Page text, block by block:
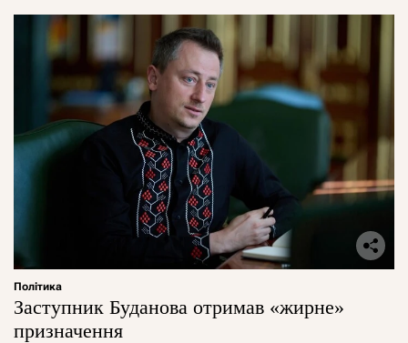
Політика
Заступник Буданова отримав «жирне»
призначення